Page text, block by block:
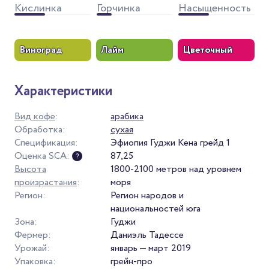
Кислинка Горчинка Насыщенность
Виноград Лайм Цветочный
Характеристики
Вид кофе:
арабика
Обработка:
сухая
Спецификация:
Эфиопия Гуджи Кена грейд 1
Оценка SCA:
87,25
Высота
произрастания:
1800-2100 метров над уровнем
моря
Регион:
Регион народов и
национальностей юга
Зона:
Гуджи
Фермер:
Даниэль Тадессе
Урожай:
январь — март 2019
Упаковка:
грейн-про